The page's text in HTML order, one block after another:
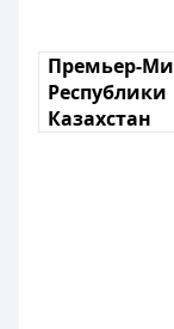
Премьер-
Республики
Казахстан